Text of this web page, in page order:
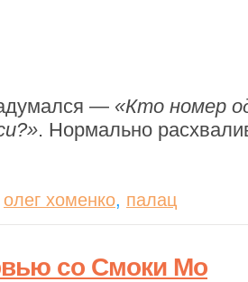
— «Кто номер
. Нормально
олег хоменко, палац
со Смоки Мо